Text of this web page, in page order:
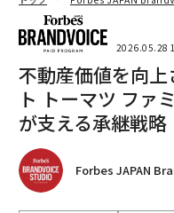
2026.05.28
不動産価値を向
ト トーマツ ファ
が支える承継戦略
Forbes JAPAN